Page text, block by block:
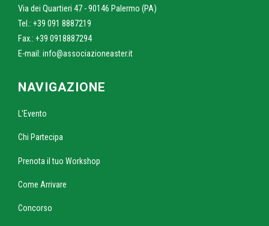
Via dei Quartieri 47 - 90146 Palermo (PA)
Tel.: +39 091 8887219
Fax.: +39 0918887294
E-mail: info@associazioneaster.it
NAVIGAZIONE
L'Evento
Chi Partecipa
Prenota il tuo Workshop
Come Arrivare
Concorso